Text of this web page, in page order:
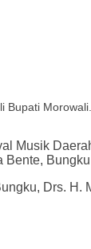
Bupati
Musik
Drs. H.